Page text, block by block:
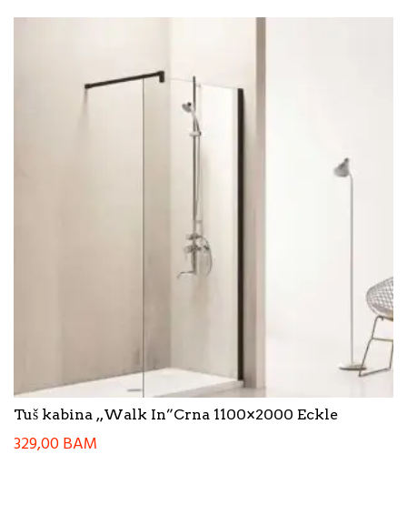
Tuš kabina ,,Walk In”Crna 1100×2000 Eckle
329,00BAM